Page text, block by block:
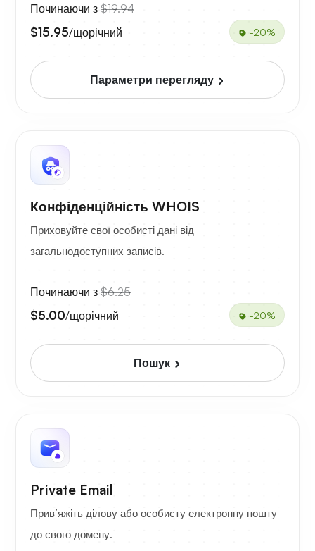
Починаючи з $19.94
$15.95/щорічний -20%
Параметри перегляду
Конфіденційність WHOIS
Приховуйте свої особисті дані від
загальнодоступних записів.
Починаючи з $6.25
$5.00/щорічний -20%
Пошук
Private Email
Прив’яжіть ділову або особисту електронну пошту
до свого домену.